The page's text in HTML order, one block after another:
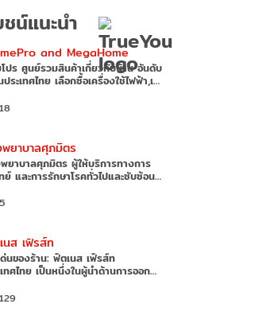
น์แนะนำ
and MegaHome
ปร ศูนย์รวมสินค้าเกี่ยวกับบ้าน อันดับ
ประเทศไทย เลือกซื้อเครื่องใช้ไฟฟ้า,เ…
18
พยาบาลศุภมิตร
ยาบาลศุภมิตร ผู้ให้บริการทางการ
และการรักษาโรคทั่วไปและซับซ้อน…
5
นส เฟิรส์ท
นของร้าน: ฟิตเนส เฟิรส์ท
ทศไทย เป็นหนึ่งในผู้นำด้านการออก…
129